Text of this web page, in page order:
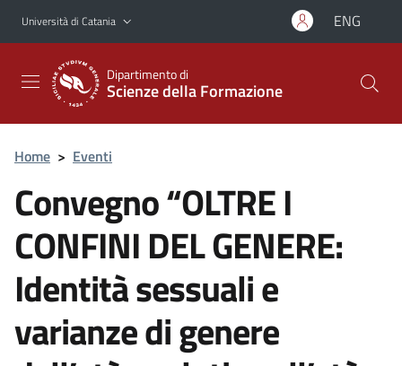
Vai al contenuto principale
Vai al menu di navigazione
Università di Catania ENG
Dipartimento di
Scienze della Formazione
Home > Eventi
Convegno “OLTRE I
CONFINI DEL GENERE:
Identità sessuali e
varianze di genere